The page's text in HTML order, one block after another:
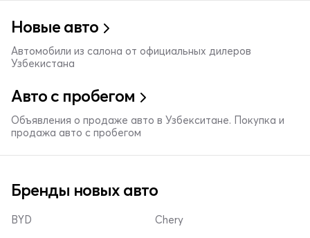
Новые авто
Автомобили из салона от официальных дилеров
Узбекистана
Авто с пробегом
Объявления о продаже авто в Узбекситане. Покупка и
продажа авто с пробегом
Бренды новых авто
BYD Chery